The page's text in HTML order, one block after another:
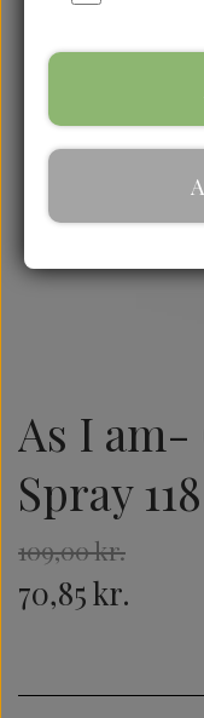
As I am-
Spray
109,00 kr.
70,85 kr.